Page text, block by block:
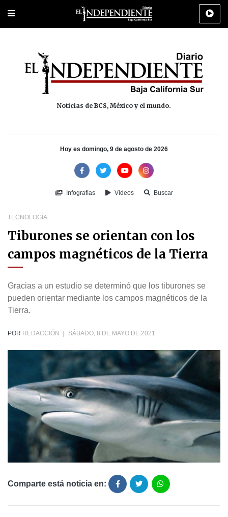
Portada Los Cabos Policiaca Deportes Cultura
Noticias de BCS, México y el mundo.
Hoy es domingo, 9 de agosto de 2026
Infografías Vídeos Buscar
TECNOLOGÍA
Tiburones se orientan con los
campos magnéticos de la Tierra
Gracias a un estudio se determinó que los tiburones se
pueden orientar mediante los campos magnéticos de la
Tierra.
POR REDACCIÓN SÁBADO, 8 DE MAYO DE 2021.
Comparte está noticia en: